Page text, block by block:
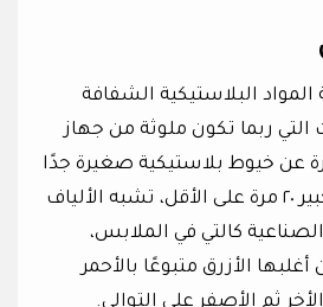
المواد البلاستيكية الشفافة
التي ربما تكون ملوثة من جهاز
عن خيوط بلاستيكية صغيرة جدًا
يمكن رؤيتها عند التكبير ٢٠ مرة على الأقل، تشبه الألياف
كالتي في الملابس،
الأزرق متبوعًا بالأحمر
ثم الأصفر على التوالي.